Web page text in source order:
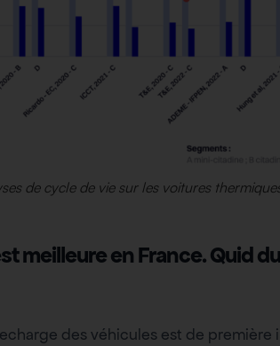
de cycle de vie sur les voitures
meilleure en France. Quid
des véhicules est de première